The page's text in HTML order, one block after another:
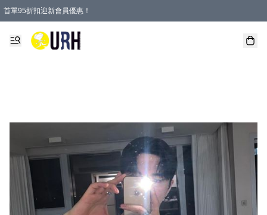
首單95折扣迎新會員優惠！
特選會員可享全單低至 95 折優惠！
單一訂單滿HKD600(澳門HKD800)包郵寄順豐送到家。